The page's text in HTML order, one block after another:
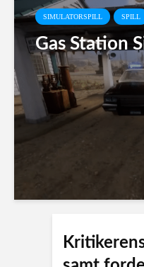
SIMULATORSPILL SPILL
Gas Station